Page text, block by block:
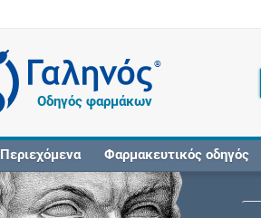
®
Οδηγός φαρμάκων
Περιεχόμενα Φαρμακευτικός οδηγός